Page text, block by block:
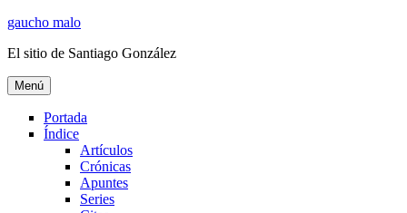
Ir
contenido
gaucho malo
El sitio de Santiago González
Menú
Portada
Índice
Artículos
Crónicas
Apuntes
Series